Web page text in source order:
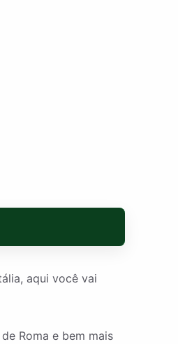
aqui você vai
Roma e bem mais